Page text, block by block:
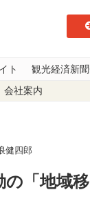
ト 観光経済新
会社案内
健四郎
の「地域移